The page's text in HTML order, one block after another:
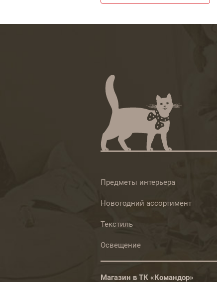
Предметы интерьера
Новогодний ассортимент
Текстиль
Освещение
Магазин в ТК «Командор»